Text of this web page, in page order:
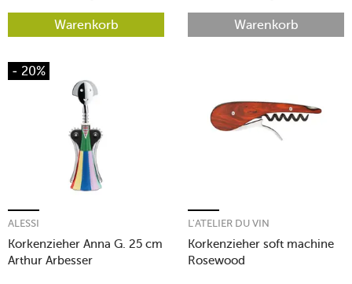
Warenkorb Warenkorb
- 20%
Korkenzieher Anna G. 25 cm
Arthur Arbesser
ALESSI
Korkenzieher soft machine
Rosewood
L'ATELIER DU VIN